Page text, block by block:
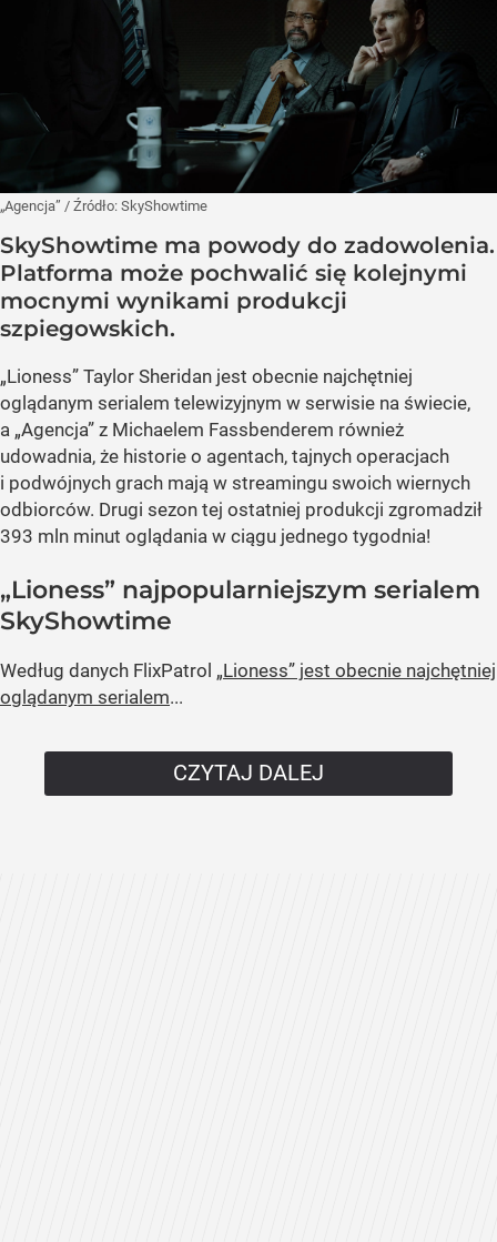
„Agencja” / Źródło: SkyShowtime
SkyShowtime ma powody do zadowolenia.
Platforma może pochwalić się kolejnymi
mocnymi wynikami produkcji
szpiegowskich.
„Lioness” Taylor Sheridan jest obecnie najchętniej
oglądanym serialem telewizyjnym w serwisie na świecie,
a „Agencja” z Michaelem Fassbenderem również
udowadnia, że historie o agentach, tajnych operacjach
i podwójnych grach mają w streamingu swoich wiernych
odbiorców. Drugi sezon tej ostatniej produkcji zgromadził
393 mln minut oglądania w ciągu jednego tygodnia!
„Lioness” najpopularniejszym serialem
SkyShowtime
Według danych FlixPatrol „Lioness” jest obecnie najchętniej
oglądanym serialem...
CZYTAJ DALEJ